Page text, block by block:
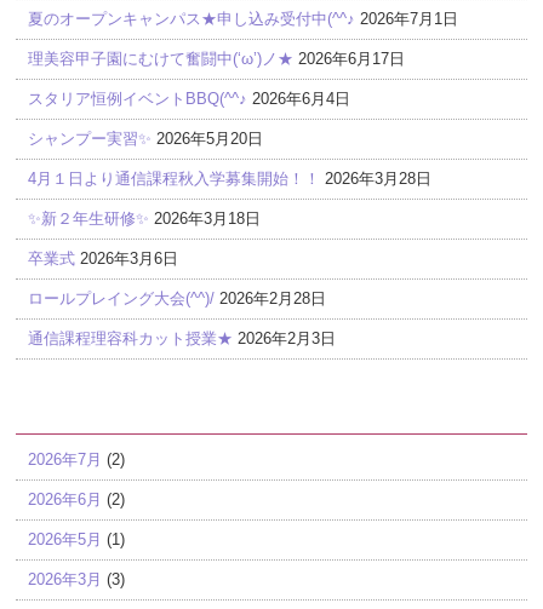
夏のオープンキャンパス★申し込み受付中(^^♪ 2026年7月1日
理美容甲子園にむけて奮闘中(‘ω’)ノ★ 2026年6月17日
スタリア恒例イベントBBQ(^^♪ 2026年6月4日
シャンプー実習✨ 2026年5月20日
4月１日より通信課程秋入学募集開始！！ 2026年3月28日
✨新２年生研修✨ 2026年3月18日
卒業式 2026年3月6日
ロールプレイング大会(^^)/ 2026年2月28日
通信課程理容科カット授業★ 2026年2月3日
2026年7月 (2)
2026年6月 (2)
2026年5月 (1)
2026年3月 (3)